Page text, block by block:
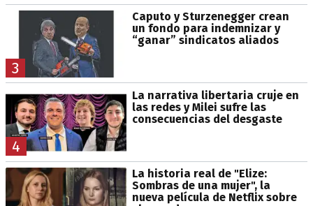
3
Caputo y Sturzenegger crean
un fondo para indemnizar y
“ganar” sindicatos aliados
4
La narrativa libertaria cruje en
las redes y Milei sufre las
consecuencias del desgaste
La historia real de "Elize:
Sombras de una mujer", la
nueva película de Netflix sobre